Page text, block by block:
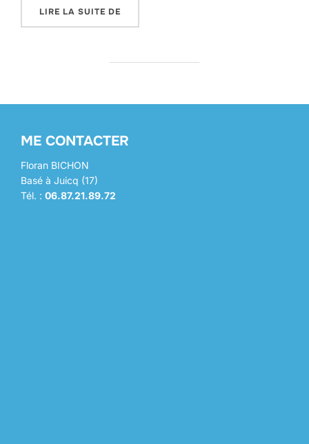
LIRE LA SUITE DE
ME CONTACTER
Floran BICHON
Basé à Juicq (17)
Tél. : 06.87.21.89.72